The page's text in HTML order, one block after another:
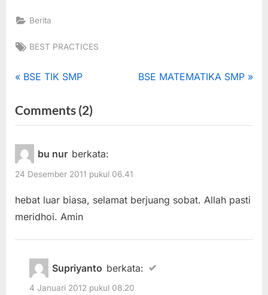
Berita
Tags:
BEST PRACTICES
Navigasi
pos
P
e
v
i
o
u
s
s
BSE TIK SMP
N
t
BSE MATEMATIKA SMP
Comments (2)on
“BEST
bu nur berkata:
24 Desember 2011 pukul 06.41
hebat luar biasa, selamat berjuang sobat. Allah pasti
meridhoi. Amin
Supriyanto berkata:
4 Januari 2012 pukul 08.20